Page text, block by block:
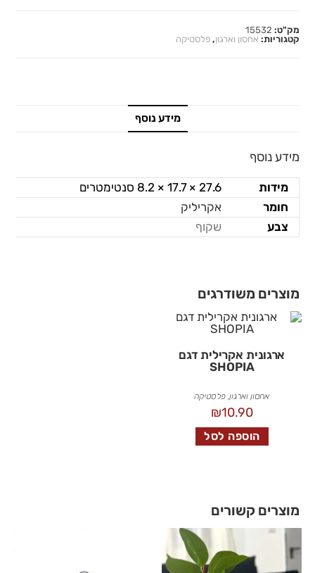
מק"ט: 15532
קטגוריות: אחסון וארגון,פלסטיקה
מידע נוסף
מידע נוסף
מידות
27.6 × 17.7 × 8.2 סנטימטרים
חומר
אקריליק
צבע
שקוף
מוצרים משודרגים
ארגונית אקרילית דגם
SHOPIA
אחסון וארגון,פלסטיקה
₪10.90
הוספה לסל
מוצרים קשורים